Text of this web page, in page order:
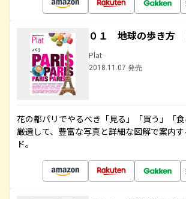
０１ 地球の歩き方
Plat
2018.11.07 発売
花の都パリでやるべき「見る」「買う」「
厳選して、豊富な写真と詳細な図解で案内
ド。